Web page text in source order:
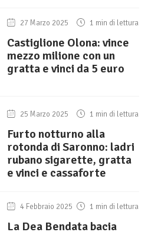
27 Marzo 2025 1 min di lettura
Castiglione Olona: vince
mezzo milione con un
gratta e vinci da 5 euro
25 Marzo 2025 1 min di lettura
Furto notturno alla
rotonda di Saronno: ladri
rubano sigarette, gratta
e vinci e cassaforte
4 Febbraio 2025 1 min di lettura
La Dea Bendata bacia